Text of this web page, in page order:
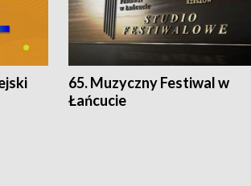
65. Muzyczny Festiwal w
Łańcucie